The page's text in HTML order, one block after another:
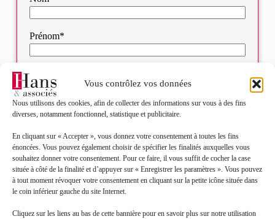
Vous contrôlez vos données
Nous utilisons des cookies, afin de collecter des informations sur vous à des fins
diverses, notamment fonctionnel, statistique et publicitaire.
En cliquant sur « Accepter », vous donnez votre consentement à toutes les fins
énoncées. Vous pouvez également choisir de spécifier les finalités auxquelles vous
souhaitez donner votre consentement. Pour ce faire, il vous suffit de cocher la case
située à côté de la finalité et d’appuyer sur « Enregistrer les paramètres ». Vous pouvez
à tout moment révoquer votre consentement en cliquant sur la petite icône située dans
le coin inférieur gauche du site Internet.
Cliquez sur les liens au bas de cette bannière pour en savoir plus sur notre utilisation
Prénom*
Mail*
Objet de votre demande*
Sélectionnez votre bureau
Message*